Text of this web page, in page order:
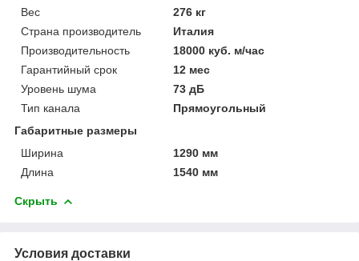
Вес
276 кг
Страна производитель
Италия
Производительность
18000 куб. м/час
Гарантийный срок
12 мес
Уровень шума
73 дБ
Тип канала
Прямоугольный
Габаритные размеры
Ширина
1290 мм
Длина
1540 мм
Скрыть
Условия доставки